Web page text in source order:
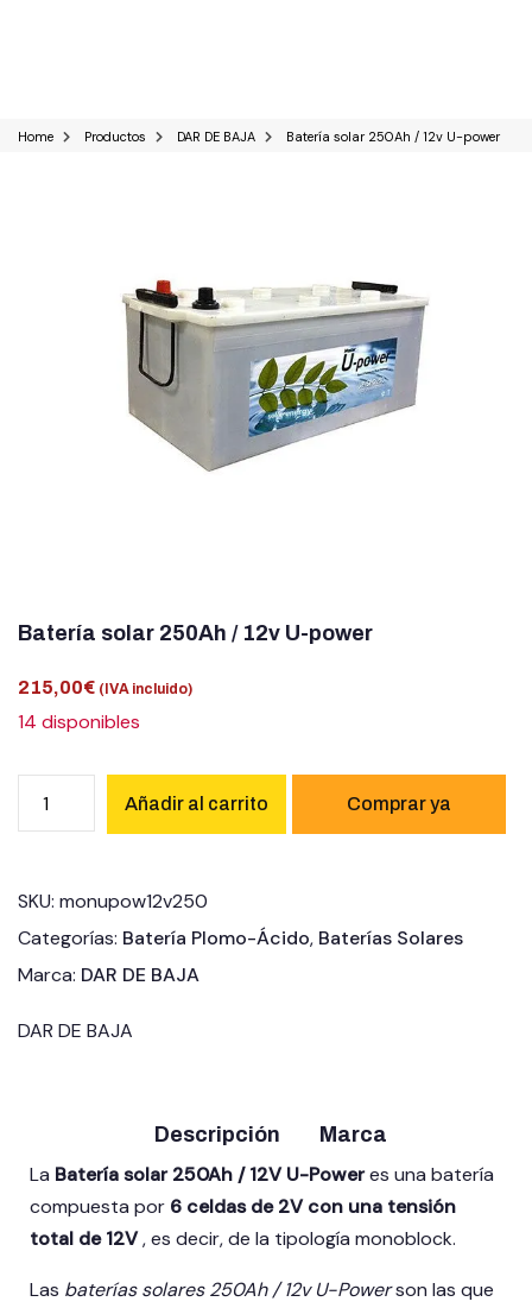
Baterías Solares
Inversores solares
Sistemas industriales C&I
Reguladores solares
Accesorios solares
LIQUIDACIÓN
Home Productos DAR DE BAJA Batería solar 250Ah / 12v U-power
Batería solar 250Ah / 12v U-power
215,00€ (IVA incluido)
14 disponibles
Añadir al carrito
SKU: monupow12v250
Categorías: Batería Plomo-Ácido, Baterías Solares
Marca: DAR DE BAJA
DAR DE BAJA
Descripción Marca
La Batería solar 250Ah / 12V U-Poweres una batería
compuesta por 6 celdas de 2V con una tensión
total de 12V, es decir, de la tipología monoblock.
Las baterías solares 250Ah / 12v U-Powerson las que